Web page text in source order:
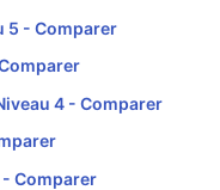
5 - Comparer
4 - Comparer
- Comparer